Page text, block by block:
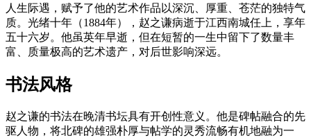
人生际遇，赋予了他的艺术作品以深沉、厚重、苍茫的独特气
质。光绪十年（1884年），赵之谦病逝于江西南城任上，享年
五十六岁。他虽英年早逝，但在短暂的一生中留下了数量丰
富、质量极高的艺术遗产，对后世影响深远。
书法风格
赵之谦的书法在晚清书坛具有开创性意义。他是碑帖融合的先
驱人物，将北碑的雄强朴厚与帖学的灵秀流畅有机地融为一